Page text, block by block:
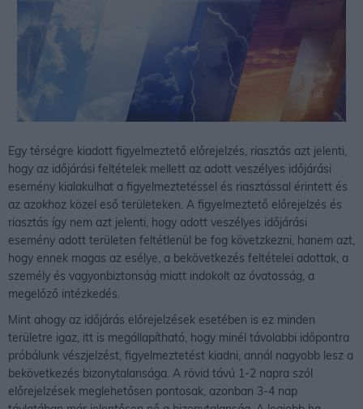
Egy térségre kiadott figyelmeztető előrejelzés, riasztás azt jelenti,
hogy az időjárási feltételek mellett az adott veszélyes időjárási
esemény kialakulhat a figyelmeztetéssel és riasztással érintett és
az azokhoz közel eső területeken. A figyelmeztető előrejelzés és
riasztás így nem azt jelenti, hogy adott veszélyes időjárási
esemény adott területen feltétlenül be fog követzkezni, hanem azt,
hogy ennek magas az esélye, a bekövetkezés feltételei adottak, a
személy és vagyonbiztonság miatt indokolt az óvatosság, a
megelőző intézkedés.
Mint ahogy az időjárás előrejelzések esetében is ez minden
területre igaz, itt is megállapítható, hogy minél távolabbi időpontra
próbálunk vészjelzést, figyelmeztetést kiadni, annál nagyobb lesz a
bekövetkezés bizonytalansága. A rövid távú 1-2 napra szól
előrejelzések meglehetősen pontosak, azonban 3-4 nap